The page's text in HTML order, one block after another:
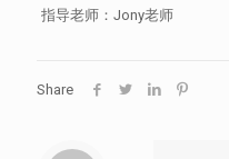
指导老师：Jony老师
Share